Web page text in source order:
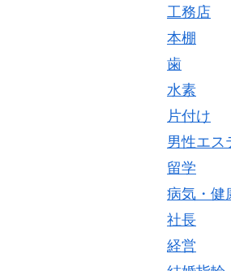
工務店
本棚
歯
水素
片付け
男性エス
留学
病気・健
社長
経営